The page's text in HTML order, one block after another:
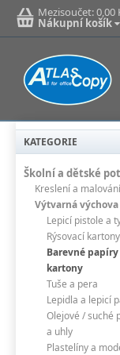
Mezisoučet:0,00
Nákupní košík
KATEGORIE
Školní a dětské
Kreslení a malování
Výtvarná výchova
Lepicí pistole a
Rýsovací kartony
Barevné papíry
kartony
Tuše a pera
Lepidla a lepicí
Olejové / suché
a uhly
Plastelíny a